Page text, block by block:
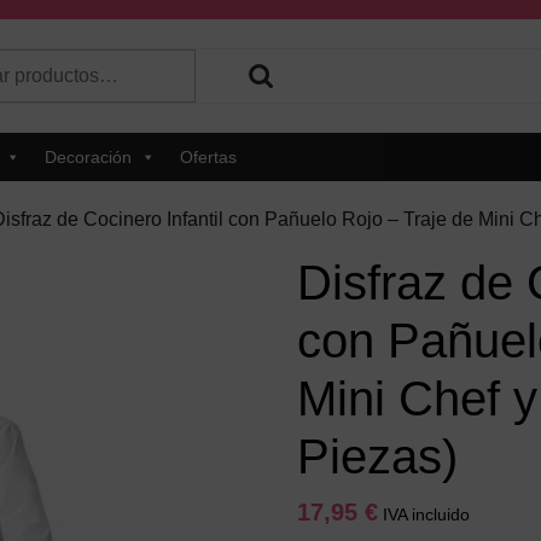
hay resultados autocompletados, puedes utilizar las
Decoración Ofertas
de Cocinero Infantil con Pañuelo Rojo – Traje de Mini
Disfraz de
con
Mini Chef
Piezas)
17,95 € IVA incluido